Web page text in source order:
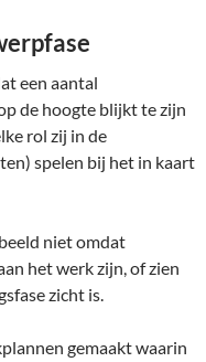
een aantal
de hoogte blijkt te zijn
rol zij in de
spelen bij het in kaart
niet omdat
het werk zijn, of zien
zicht is.
gemaakt waarin